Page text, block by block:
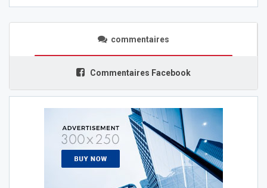
commentaires
Commentaires Facebook